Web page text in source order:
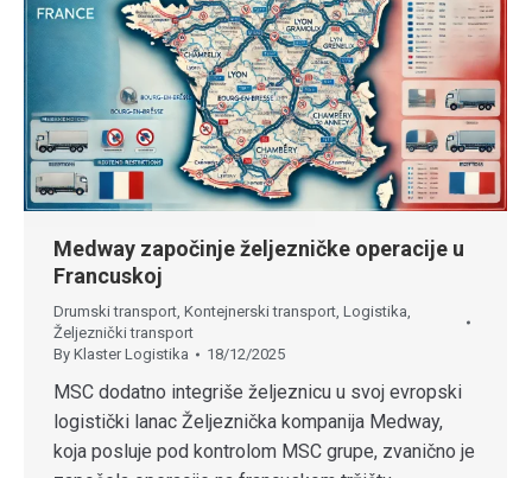
Medway započinje željezničke operacije u
Francuskoj
Drumski transport, Kontejnerski transport, Logistika,
Željeznički transport
By Klaster Logistika 18/12/2025
MSC dodatno integriše željeznicu u svoj evropski
logistički lanac Željeznička kompanija Medway,
koja posluje pod kontrolom MSC grupe, zvanično je